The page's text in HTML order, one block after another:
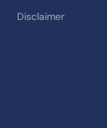
Disclaimer